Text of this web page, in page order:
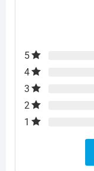
5
4
3
2
1